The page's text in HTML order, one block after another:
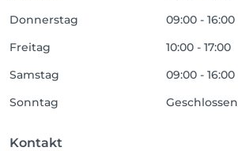
Donnerstag
09:00 - 16:00
Freitag
10:00 - 17:00
Samstag
09:00 - 16:00
Sonntag
Geschlossen
Kontakt